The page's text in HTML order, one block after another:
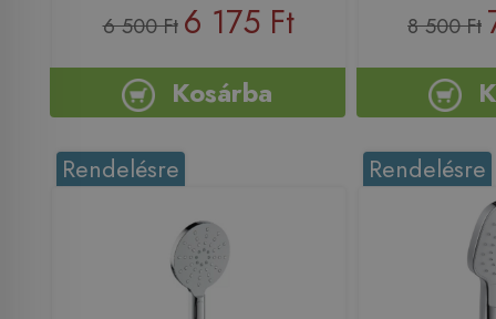
6 500 Ft 6 175 Ft
Kosárba
8 500 Ft
Rendelésre Rendelésre